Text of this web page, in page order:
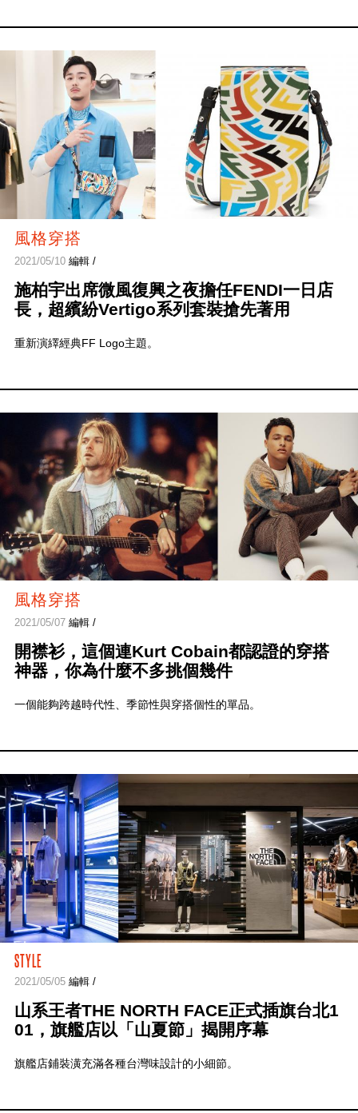
風格穿搭
2021/05/10編輯 /
施柏宇出席微風復興之夜擔任FENDI一日店
長，超繽紛Vertigo系列套裝搶先著用
重新演繹經典FF Logo主題。
風格穿搭
2021/05/07編輯 /
開襟衫，這個連Kurt Cobain都認證的穿搭
神器，你為什麼不多挑個幾件
一個能夠跨越時代性、季節性與穿搭個性的單品。
STYLE
2021/05/05編輯 /
山系王者THE NORTH FACE正式插旗台北1
01，旗艦店以「山夏節」揭開序幕
旗艦店鋪裝潢充滿各種台灣味設計的小細節。